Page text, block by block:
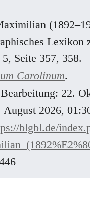
Lexikon
Seite 357, 358.
Carolinum.
22.
August 2026,
blgbl.de/